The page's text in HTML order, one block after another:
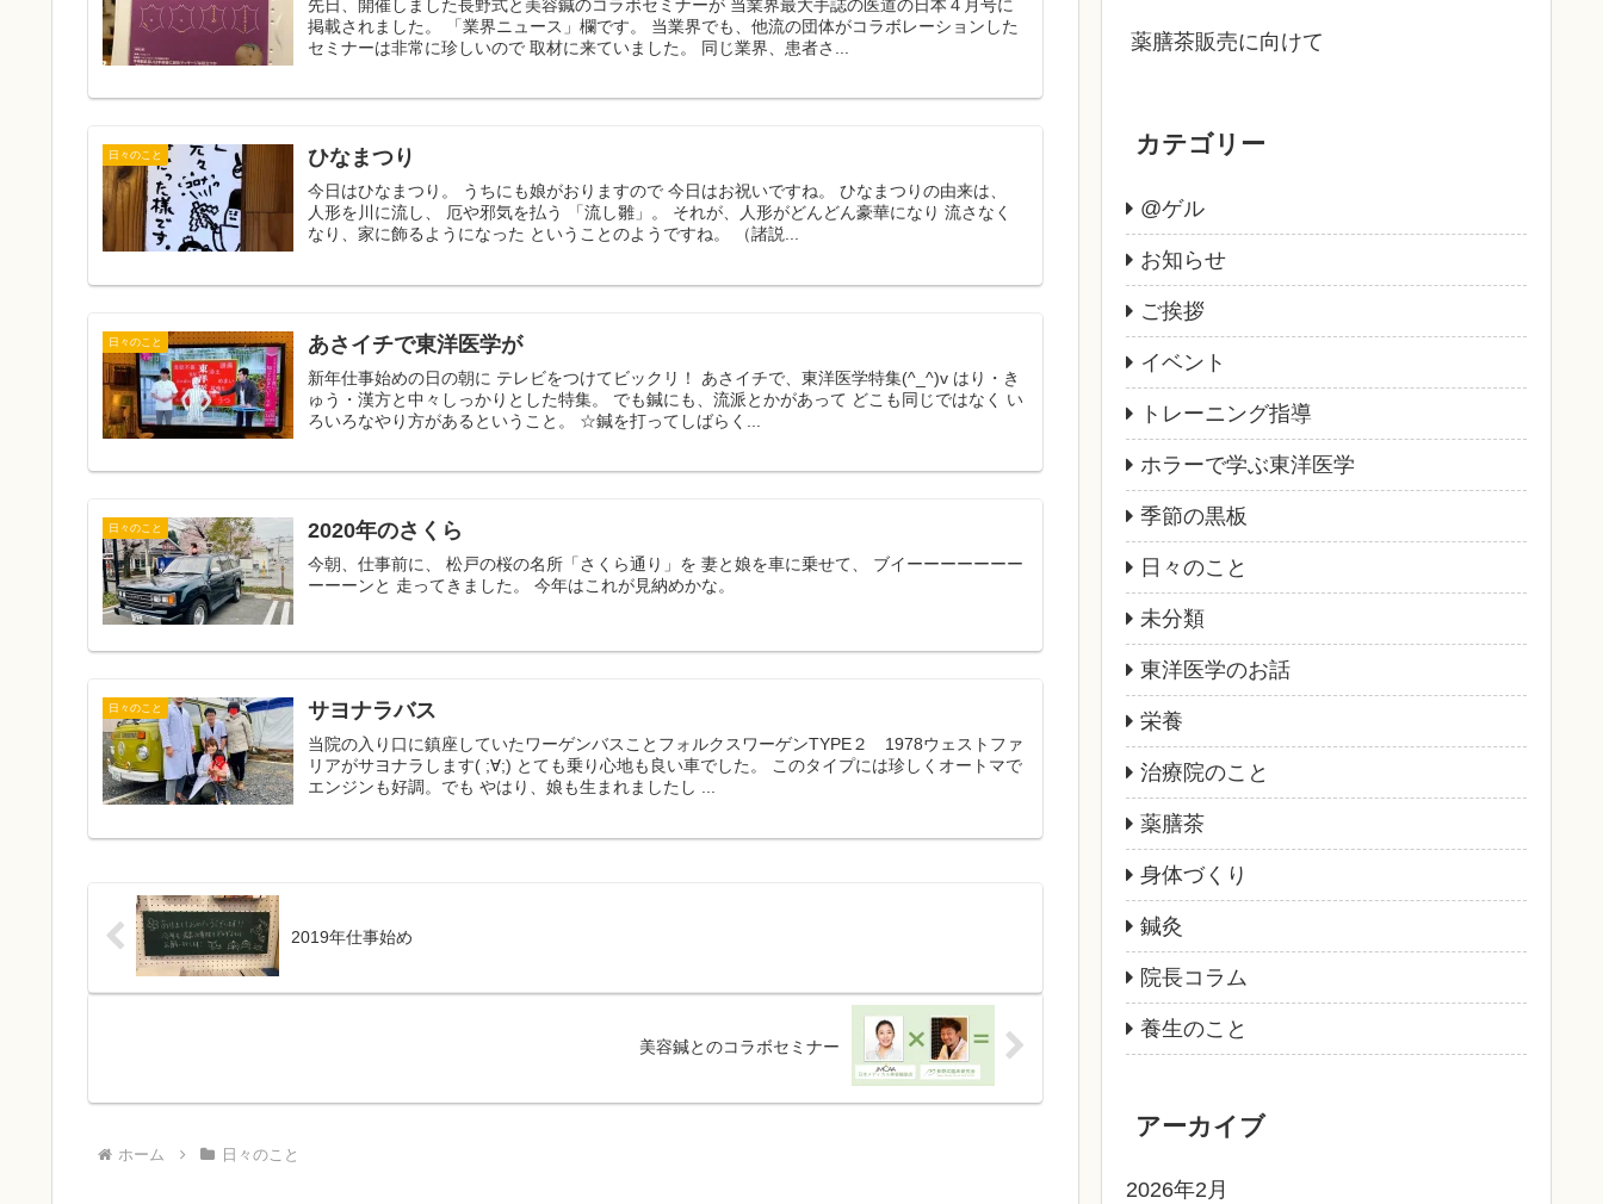
先日、開催しました長野式と美容鍼のコラボセミナーが 当業界最大手誌の医道の日本４月号に
掲載されました。 「業界ニュース」欄です。 当業界でも、他流の団体がコラボレーションした
セミナーは非常に珍しいので 取材に来ていました。 同じ業界、患者さ...
日々のこと ひなまつり
今日はひなまつり。 うちにも娘がおりますので 今日はお祝いですね。 ひなまつりの由来は、
人形を川に流し、 厄や邪気を払う 「流し雛」。 それが、人形がどんどん豪華になり 流さなく
なり、家に飾るようになった ということのようですね。 （諸説...
日々のこと あさイチで東洋医学が
新年仕事始めの日の朝に テレビをつけてビックリ！ あさイチで、東洋医学特集(^_^)v はり・き
ゅう・漢方と中々しっかりとした特集。 でも鍼にも、流派とかがあって どこも同じではなく い
ろいろなやり方があるということ。 ☆鍼を打ってしばらく...
日々のこと 2020年のさくら
今朝、仕事前に、 松戸の桜の名所「さくら通り」を 妻と娘を車に乗せて、 ブイーーーーーーー
ーーーンと 走ってきました。 今年はこれが見納めかな。
日々のこと サヨナラバス
当院の入り口に鎮座していたワーゲンバスことフォルクスワーゲンTYPE２ 1978ウェストファ
リアがサヨナラします( ;∀;) とても乗り心地も良い車でした。 このタイプには珍しくオートマで
エンジンも好調。でも やはり、娘も生まれましたし ...
2019年仕事始め
美容鍼とのコラボセミナー
ホーム 日々のこと
薬膳茶販売に向けて
カテゴリー
@ゲル
お知らせ
ご挨拶
イベント
トレーニング指導
ホラーで学ぶ東洋医学
季節の黒板
日々のこと
未分類
東洋医学のお話
栄養
治療院のこと
薬膳茶
身体づくり
鍼灸
院長コラム
養生のこと
アーカイブ
2026年2月